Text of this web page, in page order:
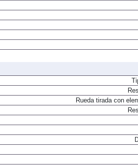
Rueda tirada con